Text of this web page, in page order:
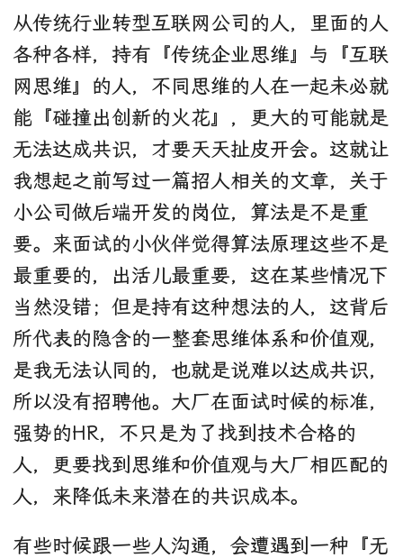
从传统行业转型互联网公司的人，里面的人
各种各样，持有『传统企业思维』与『互联
网思维』的人，不同思维的人在一起未必就
能『碰撞出创新的火花』，更大的可能就是
无法达成共识，才要天天扯皮开会。这就让
我想起之前写过一篇招人相关的文章，关于
小公司做后端开发的岗位，算法是不是重
要。来面试的小伙伴觉得算法原理这些不是
最重要的，出活儿最重要，这在某些情况下
当然没错；但是持有这种想法的人，这背后
所代表的隐含的一整套思维体系和价值观，
是我无法认同的，也就是说难以达成共识，
所以没有招聘他。大厂在面试时候的标准，
强势的HR，不只是为了找到技术合格的
人，更要找到思维和价值观与大厂相匹配的
人，来降低未来潜在的共识成本。
有些时候跟一些人沟通，会遭遇到一种『无